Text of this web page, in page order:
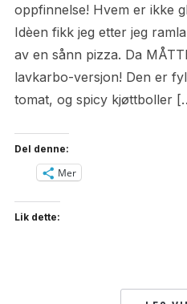
oppfinnelse! Hvem er ikke
Idèen fikk jeg etter jeg
av en sånn pizza. Da
lavkarbo-versjon! Den er
tomat, og spicy kjøttboller
Del denne:
Mer
Lik dette: